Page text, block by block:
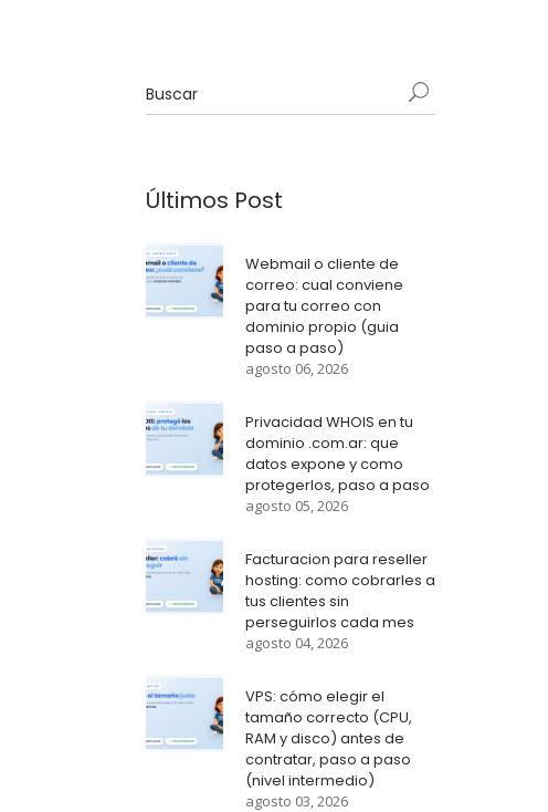
Últimos Post
Webmail o cliente de
correo: cual conviene
para tu correo con
dominio propio (guia
paso a paso)
agosto 06, 2026
Privacidad WHOIS en tu
dominio .com.ar: que
datos expone y como
protegerlos, paso a paso
agosto 05, 2026
Facturacion para reseller
hosting: como cobrarles a
tus clientes sin
perseguirlos cada mes
agosto 04, 2026
VPS: cómo elegir el
tamaño correcto (CPU,
RAM y disco) antes de
contratar, paso a paso
(nivel intermedio)
agosto 03, 2026